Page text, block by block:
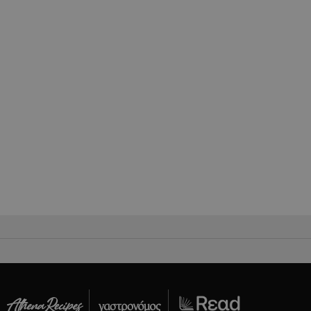
είναι το
push down
να
τη χρήση του